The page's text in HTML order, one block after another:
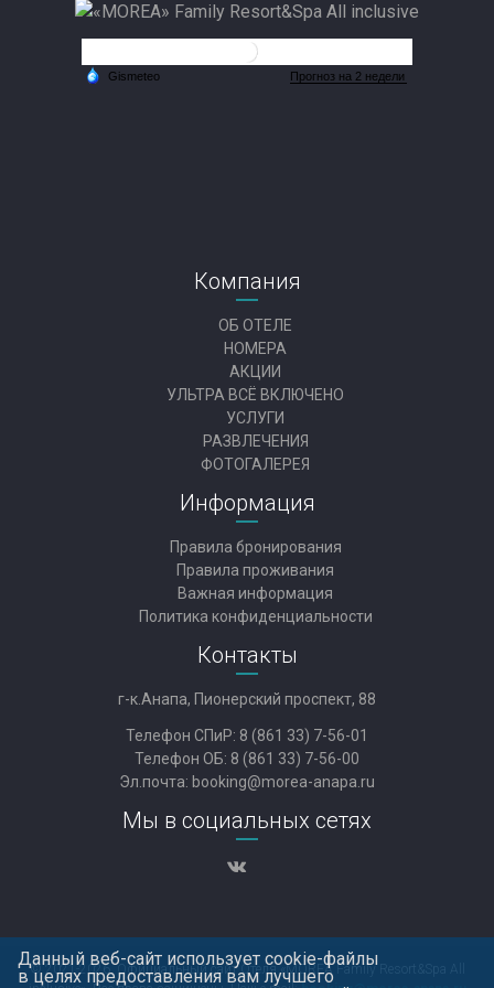
Компания
ОБ ОТЕЛЕ
НОМЕРА
АКЦИИ
УЛЬТРА ВСЁ ВКЛЮЧЕНО
УСЛУГИ
РАЗВЛЕЧЕНИЯ
ФОТОГАЛЕРЕЯ
Информация
Правила бронирования
Правила проживания
Важная информация
Политика конфиденциальности
Контакты
г-к.Анапа, Пионерский проспект, 88
Телефон СПиР: 8 (861 33) 7-56-01
Телефон ОБ: 8 (861 33) 7-56-00
Эл.почта: booking@morea-anapa.ru
Мы в социальных сетях
© 2021-2026, Официальный сайт Отеля «MOREA Family Resort&Spa All
Данный веб-сайт использует cookie-файлы
в целях предоставления вам лучшего